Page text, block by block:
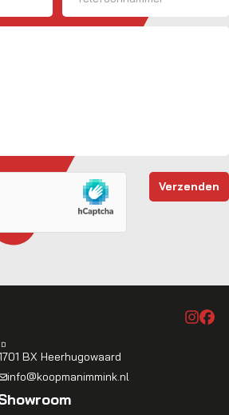
BX Heerhugowaard
info@koopmanimmink.nl